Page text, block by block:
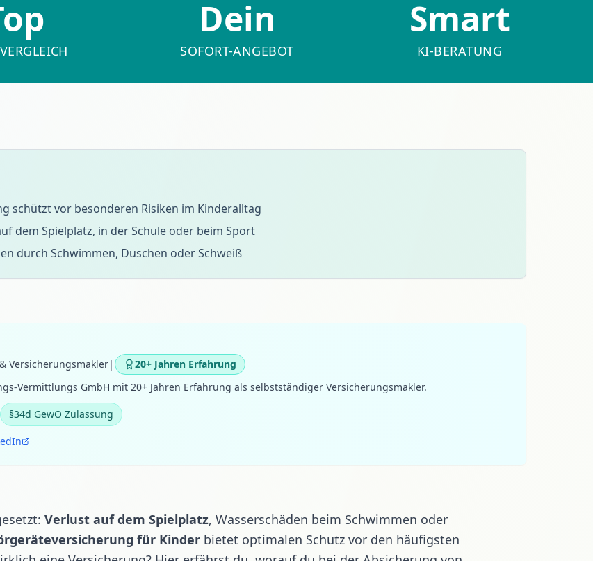
Dein
SOFORT-ANGEBOT
Smart
KI-BERATUNG
schützt vor besonderen Risiken im Kinderalltag
dem Spielplatz, in der Schule oder beim Sport
durch Schwimmen, Duschen oder Schweiß
Versicherungsmakler |
20+ Jahren Erfahrung
Vermittlungs GmbH mit 20+ Jahren Erfahrung als selbstständiger Versicherungsmakler.
§34d GewO Zulassung
Verlust auf dem Spielplatz, Wasserschäden beim Schwimmen oder
für Kinder bietet optimalen Schutz vor den häufigsten